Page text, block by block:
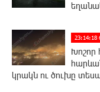
23:14:18
Խոշոր
կրակն ու ծուխը